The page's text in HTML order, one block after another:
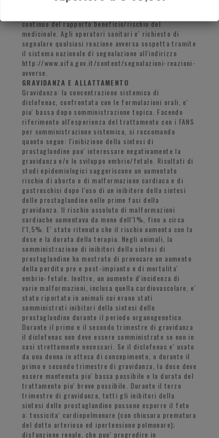
verificano dopo l'autorizzazione del medicinale e'
continuo del rapporto beneficio/rischio del
medicinale. Agli operatori sanitari e' richiesto di
segnalare qualsiasi reazione avversa sospetta tramite
il sistema nazionale di segnalazione all'indirizzo
http://www.aifa.gov.it/content/segnalazioni-reazioni-
avverse.
GRAVIDANZA E ALLATTAMENTO
Gravidanza: la concentrazione sistemica di
diclofenac, confrontata con le formulazioni orali, e'
piu' bassa dopo somministrazione topica. Facendo
riferimento all'esperienza del trattamento con i FANS
per somministrazione sistemica, si raccomanda
quanto segue: l'inibizione della sintesi di
prostaglandine puo' interessare negativamente la
gravidanza e/o lo sviluppo embrio/fetale. Risultati di
studi epidemiologici suggeriscono un aumentato
rischio di aborto e di malformazione cardiaca e di
gastroschisi dopo l'uso di un inibitore della sintesi
delle prostaglandine nelle prime fasi della
gravidanza. Il rischio assoluto di malformazioni
cardiache aumentava da meno dell'1%, fino a circa
l'1,5%. E' stato ritenuto che il rischio aumenta con la
dose e la durata della terapia. Negli animali, la
somministrazione di inibitori della sintesi di
prostaglandine ha mostrato di provocare un aumento
della perdita pre e post-impianto e di mortalita'
embrio-fetale. Inoltre, un aumento d'incidenza di
varie malformazioni, inclusa quella cardiovascolare, e'
stato riportato in animali cui erano stati
somministrati inibitori della sintesi delle
prostaglandine durante il periodo organogenetico.
Durante il primo e il secondo trimestre di gravidanza
il diclofenac non deve essere somministrato se non in
casi strettamente necessari. Se il diclofenac e' usato
da una donna in attesa di concepimento, o durante il
primo e secondo trimestre di gravidanza, la dose deve
essere mantenuta piu' bassa possibile e la durata del
trattamento piu' breve possibile. Durante il terzo
trimestre di gravidanza, tutti gli inibitori della
sintesi delle prostaglandine possono esporre il feto
a: tossicita' cardiopolmonare (con chiusura prematura
del dotto arterioso ed ipertensione polmonare);
disfunzione renale, che puo' progredire in